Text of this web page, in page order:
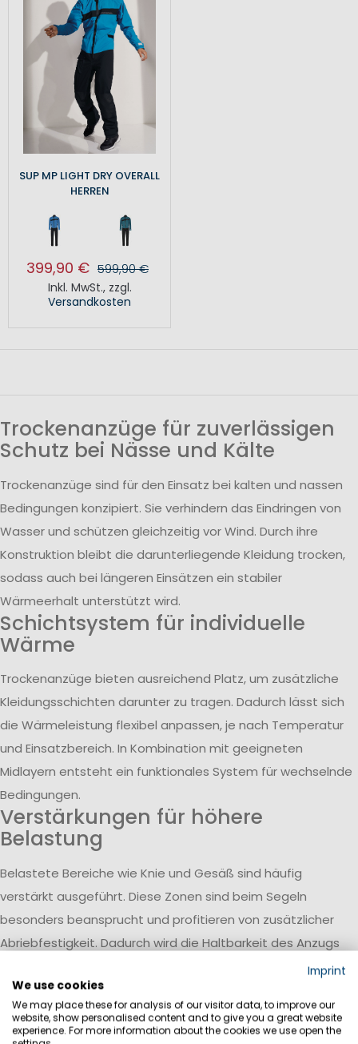
SUP MP LIGHT DRY OVERALL
HERREN
399,90 € 599,90 €
Inkl. MwSt., zzgl.
Versandkosten
Trockenanzüge für zuverlässigen
Schutz bei Nässe und Kälte
Trockenanzüge sind für den Einsatz bei kalten und nassen
Bedingungen konzipiert. Sie verhindern das Eindringen von
Wasser und schützen gleichzeitig vor Wind. Durch ihre
Konstruktion bleibt die darunterliegende Kleidung trocken,
sodass auch bei längeren Einsätzen ein stabiler
Wärmeerhalt unterstützt wird.
Schichtsystem für individuelle
Wärme
Trockenanzüge bieten ausreichend Platz, um zusätzliche
Kleidungsschichten darunter zu tragen. Dadurch lässt sich
die Wärmeleistung flexibel anpassen, je nach Temperatur
und Einsatzbereich. In Kombination mit geeigneten
Midlayern entsteht ein funktionales System für wechselnde
Bedingungen.
Verstärkungen für höhere
Belastung
Belastete Bereiche wie Knie und Gesäß sind häufig
verstärkt ausgeführt. Diese Zonen sind beim Segeln
besonders beansprucht und profitieren von zusätzlicher
Abriebfestigkeit. Dadurch wird die Haltbarkeit des Anzugs
Bedingungen unterstützt.
Manschetten und Tragekomfort
Imprint
We use cookies
We may place these for analysis of our visitor data, to improve our
website, show personalised content and to give you a great website
experience. For more information about the cookies we use open the